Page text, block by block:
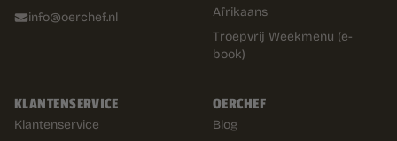
info@oerchef.nl
Afrikaans
Troepvrij Weekmenu (e-
book)
KLANTENSERVICE
Klantenservice
OERCHEF
Blog